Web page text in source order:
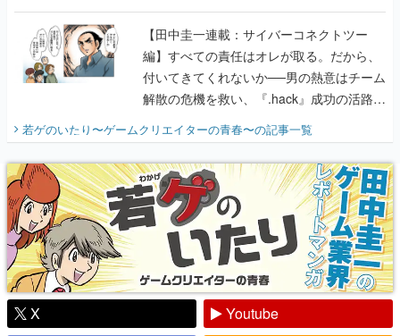
に行って、より理解を深めよう【PR】
【田中圭一連載：サイバーコネクトツー
編】すべての責任はオレが取る。だから、
付いてきてくれないか──男の熱意はチーム
解散の危機を救い、『.hack』成功の活路を
『少年ジャンプ』色だった【若ゲのいた
り】
若ゲのいたり〜ゲームクリエイターの青春〜の記事一覧
X
Youtube